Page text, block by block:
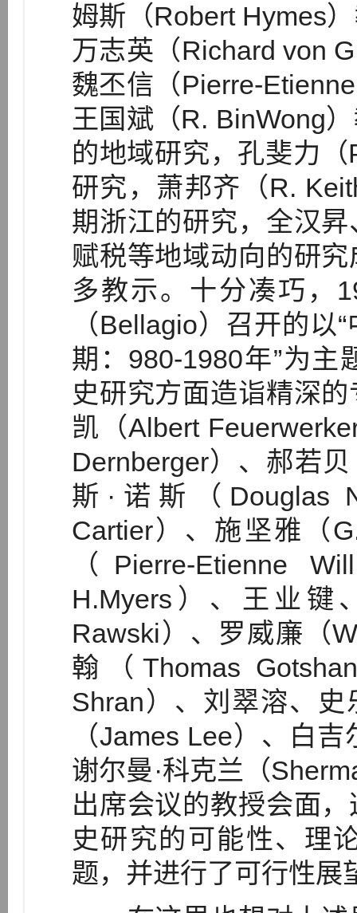
姆斯（Robert Hymes
万志英（Richard von
魏丕信（Pierre-
王国斌（R. BinWong
的地域研究，孔斐力
研究，萧邦齐（R.
期浙江的研究，全汉
赋税等地域动向的研
多教示。十分凑巧，
（Bellagio）召开的以
期：980-1980年”为
史研究方面造诣精深
凯（Albert
Dernberger）、郝若
斯·诺斯（Douglas
Cartier）、施坚雅（
（Pierre-Etienne
H.Myers）、王业键
Rawski）、罗威廉（
翰（Thomas
Shran）、刘翠溶、
（James Lee）、白
谢尔曼·科克兰（
出席会议的教授会面
史研究的可能性、理
题，并进行了可行性展